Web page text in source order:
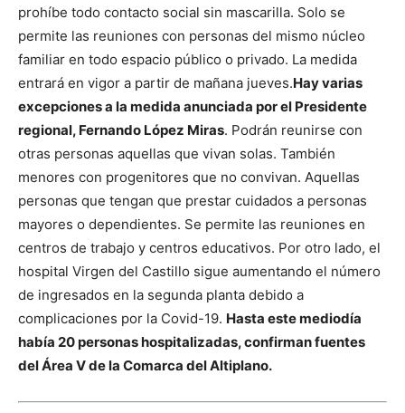
prohíbe todo contacto social sin mascarilla. Solo se
permite las reuniones con personas del mismo núcleo
familiar en todo espacio público o privado. La medida
entrará en vigor a partir de mañana jueves.Hay varias
excepciones a la medida anunciada por el Presidente
regional, Fernando López Miras. Podrán reunirse con
otras personas aquellas que vivan solas. También
menores con progenitores que no convivan. Aquellas
personas que tengan que prestar cuidados a personas
mayores o dependientes. Se permite las reuniones en
centros de trabajo y centros educativos. Por otro lado, el
hospital Virgen del Castillo sigue aumentando el número
de ingresados en la segunda planta debido a
complicaciones por la Covid-19. Hasta este mediodía
había 20 personas hospitalizadas, confirman fuentes
del Área V de la Comarca del Altiplano.